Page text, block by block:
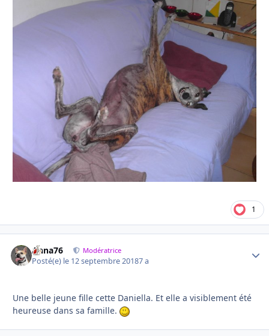
1
Anna76 Modératrice
Posté(e) le 12 septembre 20187 a
Une belle jeune fille cette Daniella. Et elle a visiblement été
heureuse dans sa famille.